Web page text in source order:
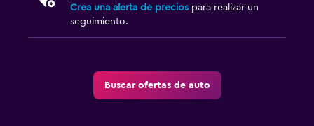
Crea una alerta de precios para realizar un
seguimiento.
Buscar ofertas de auto